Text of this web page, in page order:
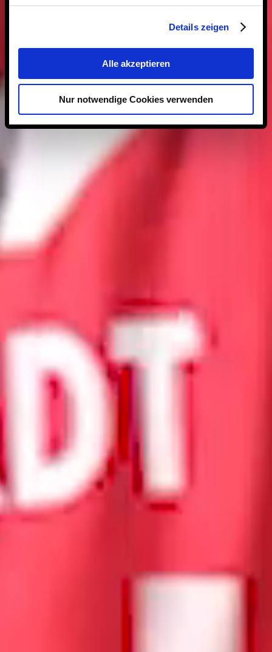
Details zeigen
Alle akzeptieren
Nur notwendige Cookies verwenden